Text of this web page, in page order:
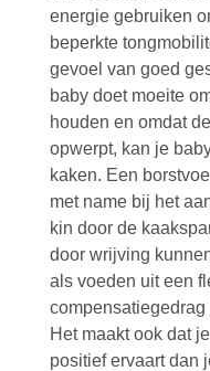
energie gebruiken
beperkte
gevoel van goed
baby doet moeite
houden en omdat
opwerpt, kan je
kaken. Een
met name bij het
kin door de
door wrijving
als voeden uit een
Het maakt ook dat
positief ervaart dan